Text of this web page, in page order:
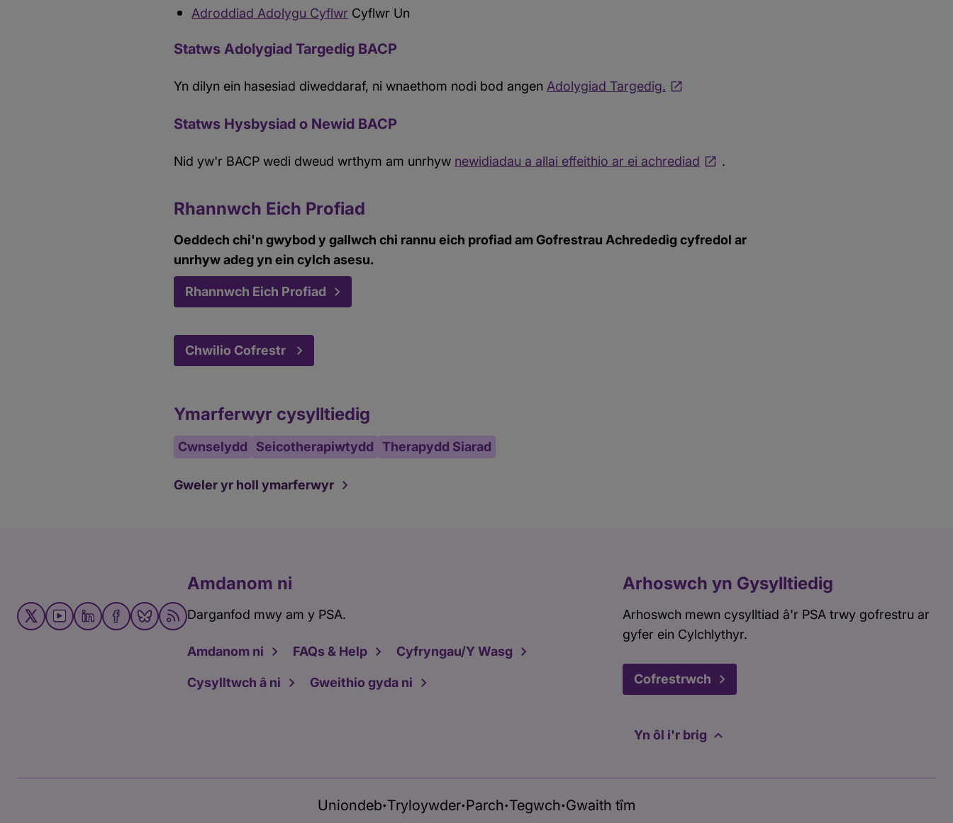
Adroddiad Adolygu Cyflwr Cyflwr Un
Statws Adolygiad Targedig BACP
Yn dilyn ein hasesiad diweddaraf, ni wnaethom nodi bod angen Adolygiad Targedig.
Statws Hysbysiad o Newid BACP
Nid yw'r BACP wedi dweud wrthym am unrhyw newidiadau a allai effeithio ar ei achrediad .
Rhannwch Eich Profiad
Oeddech chi'n gwybod y gallwch chi rannu eich profiad am Gofrestrau Achrededig cyfredol ar
unrhyw adeg yn ein cylch asesu.
Rhannwch Eich Profiad
Chwilio Cofrestr
Ymarferwyr cysylltiedig
Cwnselydd Seicotherapiwtydd Therapydd Siarad
Gweler yr holl ymarferwyr
Amdanom ni
Darganfod mwy am y PSA.
Amdanom ni FAQs & Help Cyfryngau/Y Wasg
Cysylltwch â ni Gweithio gyda ni
Arhoswch yn Gysylltiedig
Arhoswch mewn cysylltiad â'r PSA trwy gofrestru ar
gyfer ein Cylchlythyr.
Cofrestrwch
Yn ôl i'r brig
Uniondeb• Tryloywder• Parch • Tegwch • Gwaith tîm